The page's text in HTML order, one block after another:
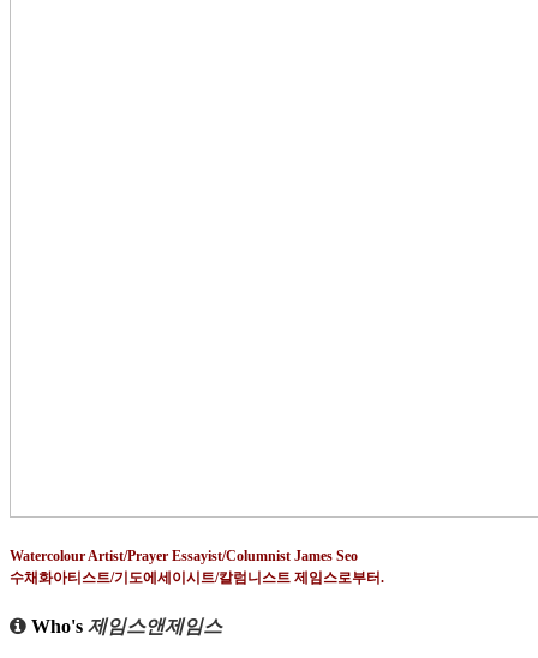
Watercolour Artist/Prayer Essayist/Columnist James Seo
수채화아티스트/기도에세이시트/칼럼니스트 제임스로부터.
Who's 제임스앤제임스